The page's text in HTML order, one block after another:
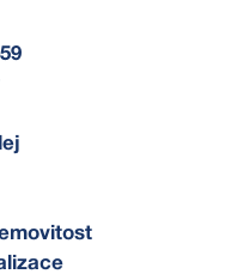
skvělou polohu v
a rychlým spojením
školku, 2 základní
také lékárna, pošta,
restaurací. Za
nedalekého